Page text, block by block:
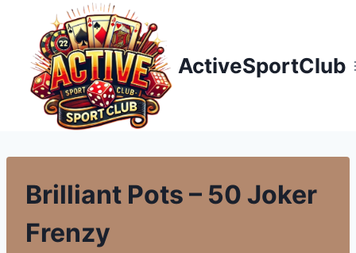
obsah
ActiveSportClub
Brilliant Pots – 50 Joker
Frenzy